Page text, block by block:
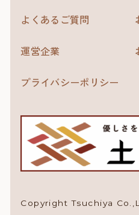
よくあるご質問
運営企業
プライバシーポリシー
Copyright Tsuchiya